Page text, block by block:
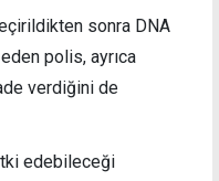
sonra DNA
polis, ayrıca
verdiğini de
edebileceği